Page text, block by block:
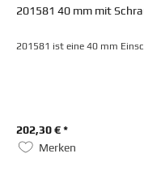
201581 40 mm mit
201581 ist eine 40 mm
202,30 € *
Merken